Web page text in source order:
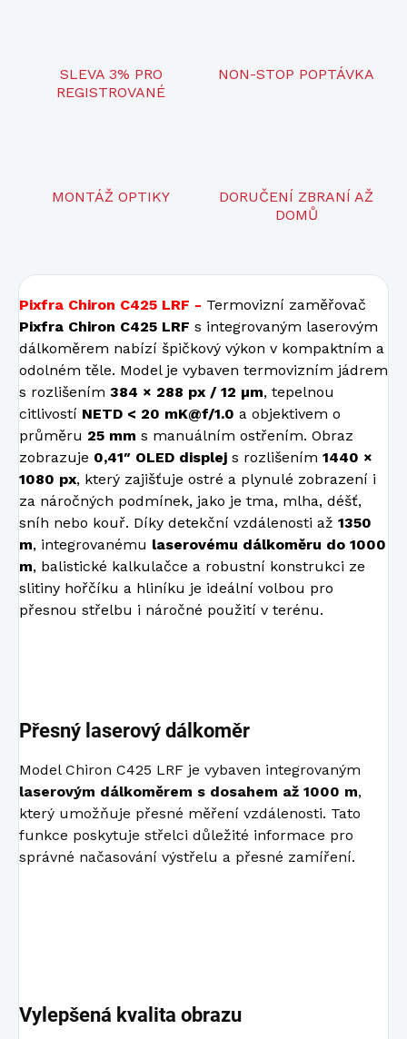
SLEVA 3% PRO
REGISTROVANÉ
NON-STOP POPTÁVKA
MONTÁŽ OPTIKY
DORUČENÍ ZBRANÍ AŽ
DOMŮ
Pixfra Chiron C425 LRF - Termovizní zaměřovač
Pixfra Chiron C425 LRF s integrovaným laserovým
dálkoměrem nabízí špičkový výkon v kompaktním a
odolném těle. Model je vybaven termovizním jádrem
s rozlišením 384 × 288 px / 12 µm, tepelnou
citlivostí NETD < 20 mK@f/1.0 a objektivem o
průměru 25 mm s manuálním ostřením. Obraz
zobrazuje 0,41″ OLED displej s rozlišením 1440 ×
1080 px, který zajišťuje ostré a plynulé zobrazení i
za náročných podmínek, jako je tma, mlha, déšť,
sníh nebo kouř. Díky detekční vzdálenosti až 1350
m, integrovanému laserovému dálkoměru do 1000
m, balistické kalkulačce a robustní konstrukci ze
slitiny hořčíku a hliníku je ideální volbou pro
přesnou střelbu i náročné použití v terénu.
Přesný laserový dálkoměr
Model Chiron C425 LRF je vybaven integrovaným
laserovým dálkoměrem s dosahem až 1000 m,
který umožňuje přesné měření vzdálenosti. Tato
funkce poskytuje střelci důležité informace pro
správné načasování výstřelu a přesné zamíření.
Vylepšená kvalita obrazu